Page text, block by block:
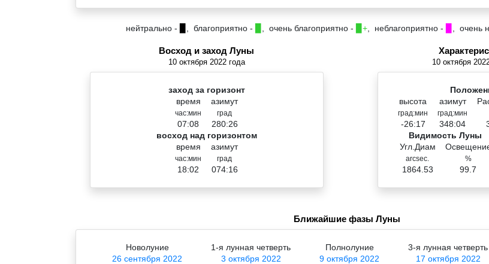
нейтрально - , благоприятно - , очень благоприятно - ▉+ , неблагоприятно - , очень
Восход и заход Луны
10 октября 2022 года
заход за горизонт
время
час:мин
07:08
азимут
град
280:26
восход над горизонтом
время
час:мин
18:02
азимут
град
074:16
10 октября
высота
град:мин
-26:17
азимут
град:мин
348:04
Видимость Луны
Угл.Диам
arcsec.
1864.53
%
99.7
Ближайшие фазы Луны
Новолуние
26 сентября 2022
1-я лунная четверть
3 октября 2022
Полнолуние
9 октября 2022
3-я лунная четверть
17 октября 2022